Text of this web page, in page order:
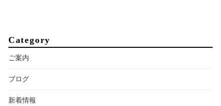
Category
ご案内
ブログ
新着情報